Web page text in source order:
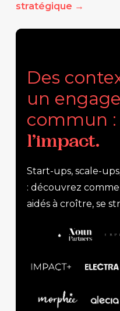
stratégique →
Des
un
commun :
l’impact.
Start-ups, scale-
: découvrez
aidés à croître, se